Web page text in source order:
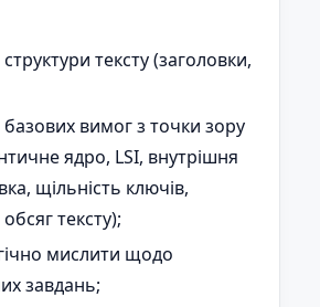
тексту (заголовки,
базових вимог з точки зору
ядро, LSI, внутрішня
щільність ключів,
тексту);
мислити щодо
завдань;